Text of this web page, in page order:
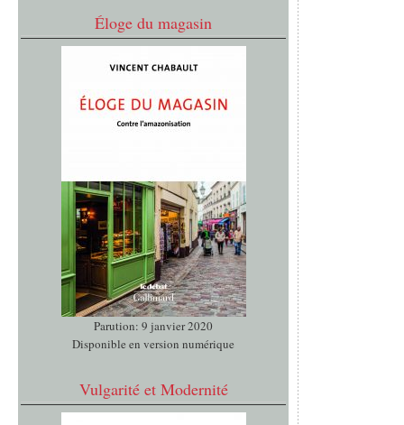
Éloge du magasin
Parution: 9 janvier 2020
Disponible en version numérique
Vulgarité et Modernité